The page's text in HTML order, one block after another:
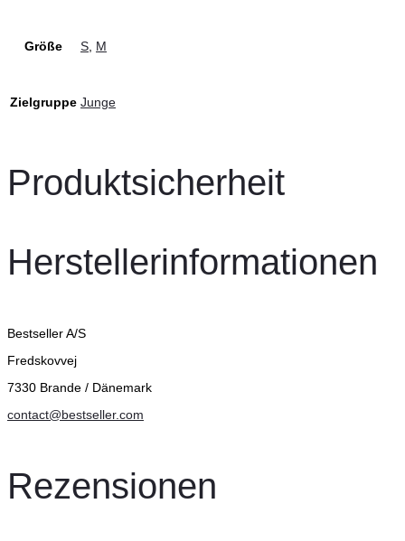
Größe S M
Zielgruppe Junge
Produktsicherheit
Herstellerinformationen
Bestseller A/S
Fredskovvej
7330 Brande / Dänemark
contact@bestseller.com
Rezensionen